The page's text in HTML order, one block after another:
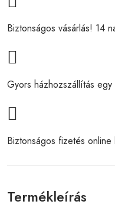
Biztonságos vásárlás! 14
Gyors házhozszállítás
Biztonságos fizetés online
Termékleírás